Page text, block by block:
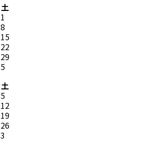
土
1
8
15
22
29
5
土
5
12
19
26
3